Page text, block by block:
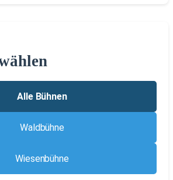
Alle Bühnen
Waldbühne
Wiesenbühne